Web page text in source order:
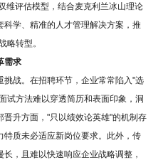
维评估模型，结合麦克利兰冰山理论
学、精准的人才管理解决方案，推
略转型。
需求
战。在招聘环节，企业常常陷入"选
试方法难以穿透简历和表面印象，洞
升方面，"只以绩效论英雄"的机制存
质未必适应新岗位要求。此外，传
，且难以快速响应企业战略调整，